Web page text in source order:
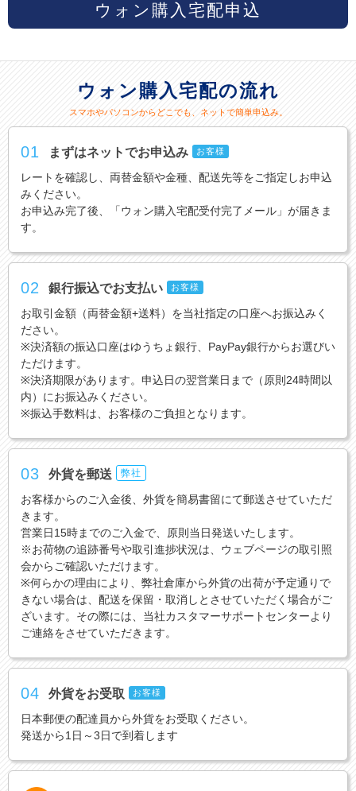
ウォン購入宅配申込
ウォン購入宅配の流れ
スマホやパソコンからどこでも、ネットで簡単申込み。
01 まずはネットでお申込み お客様
レートを確認し、両替金額や金種、配送先等をご指定しお申込
みください。
お申込み完了後、「ウォン購入宅配受付完了メール」が届きま
す。
02 銀行振込でお支払い お客様
お取引金額（両替金額+送料）を当社指定の口座へお振込みく
ださい。
※決済額の振込口座はゆうちょ銀行、PayPay銀行からお選びい
ただけます。
※決済期限があります。申込日の翌営業日まで（原則24時間以
内）にお振込みください。
※振込手数料は、お客様のご負担となります。
03 外貨を郵送 弊社
お客様からのご入金後、外貨を簡易書留にて郵送させていただ
きます。
営業日15時までのご入金で、原則当日発送いたします。
※お荷物の追跡番号や取引進捗状況は、ウェブページの取引照
会からご確認いただけます。
※何らかの理由により、弊社倉庫から外貨の出荷が予定通りで
きない場合は、配送を保留・取消しとさせていただく場合がご
ざいます。その際には、当社カスタマーサポートセンターより
ご連絡をさせていただきます。
04 外貨をお受取 お客様
日本郵便の配達員から外貨をお受取ください。
発送から1日～3日で到着します